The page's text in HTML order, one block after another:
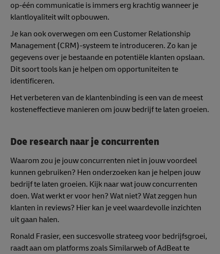
op-één communicatie is immers erg krachtig wanneer je
klantloyaliteit wilt opbouwen.
Je kan ook overwegen om een Customer Relationship
Management (CRM)-systeem te introduceren. Zo kan je
gegevens over je bestaande en potentiële klanten opslaan.
Dit soort tools kan je helpen om opportuniteiten te
identificeren.
Het verbeteren van de klantenbinding is een van de meest
kosteneffectieve manieren om jouw bedrijf te laten groeien.
Doe research naar je concurrenten
Waarom zou je jouw concurrenten niet in jouw voordeel
kunnen gebruiken? Hen onderzoeken kan je helpen jouw
bedrijf te laten groeien. Kijk naar wat jouw concurrenten
doen. Wat werkt er voor hen? Wat niet? Wat zeggen hun
klanten in reviews? Hier kan je veel waardevolle inzichten
uit gaan halen.
Ronald Frasier, een succesvolle strateeg voor bedrijfsgroei,
raadt aan om platforms zoals Similarweb of AdBeat te